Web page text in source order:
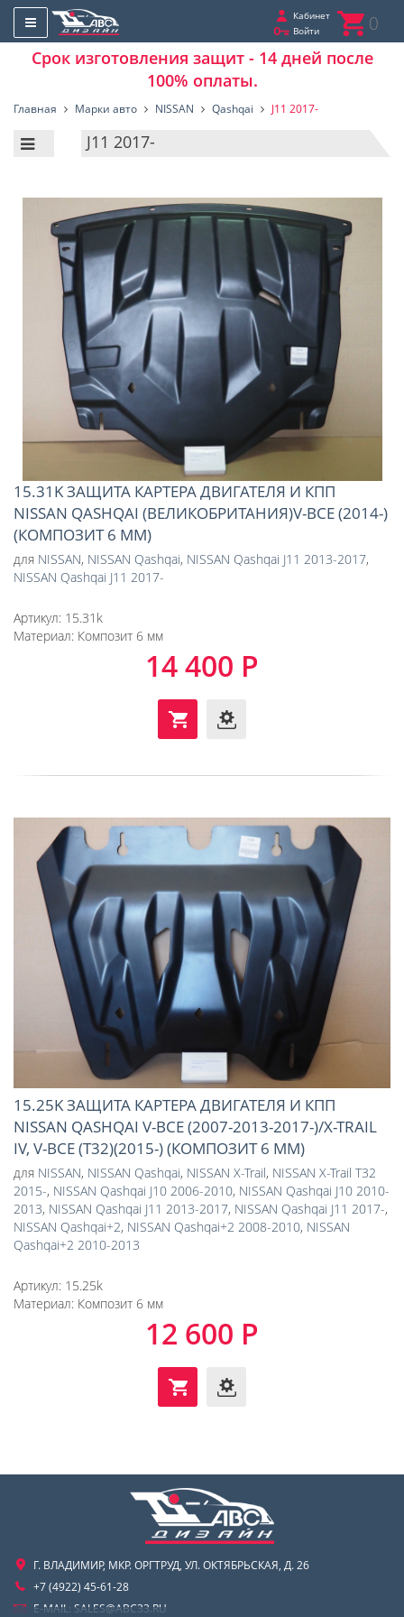
Кабинет
Войти
0
Срок изготовления защит - 14 дней после
100% оплаты.
Главная Марки авто NISSAN Qashqai J11 2017-
J11 2017-
15.31K ЗАЩИТА КАРТЕРА ДВИГАТЕЛЯ И КПП
NISSAN QASHQAI (ВЕЛИКОБРИТАНИЯ)V-ВСЕ (2014-)
(КОМПОЗИТ 6 ММ)
для NISSAN, NISSAN Qashqai, NISSAN Qashqai J11 2013-2017,
NISSAN Qashqai J11 2017-
Артикул: 15.31k
Материал: Композит 6 мм
14 400 Р
15.25K ЗАЩИТА КАРТЕРА ДВИГАТЕЛЯ И КПП
NISSAN QASHQAI V-ВСЕ (2007-2013-2017-)/X-TRAIL
IV, V-ВСЕ (Т32)(2015-) (КОМПОЗИТ 6 ММ)
для NISSAN, NISSAN Qashqai, NISSAN X-Trail, NISSAN X-Trail T32
2015-, NISSAN Qashqai J10 2006-2010, NISSAN Qashqai J10 2010-
2013, NISSAN Qashqai J11 2013-2017, NISSAN Qashqai J11 2017-,
NISSAN Qashqai+2, NISSAN Qashqai+2 2008-2010, NISSAN
Qashqai+2 2010-2013
Артикул: 15.25k
Материал: Композит 6 мм
12 600 Р
Г. ВЛАДИМИР, МКР. ОРГТРУД, УЛ. ОКТЯБРЬСКАЯ, Д. 26
+7 (4922) 45-61-28
E-MAIL: SALES@ABC33.RU